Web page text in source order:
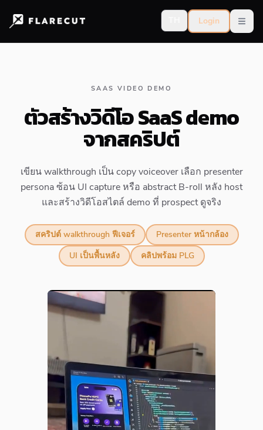
Login
SAAS VIDEO DEMO
ตัวสร้างวิดีโอ SaaS demo
จากสคริปต์
เขียน walkthrough เป็น copy voiceover เลือก presenter
persona ซ้อน UI capture หรือ abstract B-roll หลัง host
และสร้างวิดีโอสไตล์ demo ที่ prospect ดูจริง
สคริปต์ walkthrough ฟีเจอร์
Presenter หน้ากล้อง
UI เป็นพื้นหลัง
คลิปพร้อม PLG